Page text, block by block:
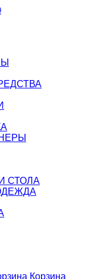
СТОЛА
Корзина